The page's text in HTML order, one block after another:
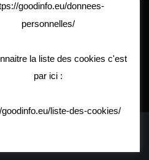
All rights reserved.
goodinfo.eu/donnees-
personnelles/
la liste des cookies c'est
par ici :
goodinfo.eu/liste-des-cookies/